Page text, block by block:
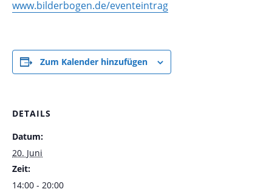
www.bilderbogen.de/eventeintrag
Zum Kalender hinzufügen
DETAILS
Datum:
20. Juni
Zeit:
14:00 - 20:00